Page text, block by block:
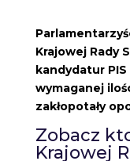
Krajowej Rady
kandydatur
wymaganej
zakłopotały
Zobacz
Krajowej